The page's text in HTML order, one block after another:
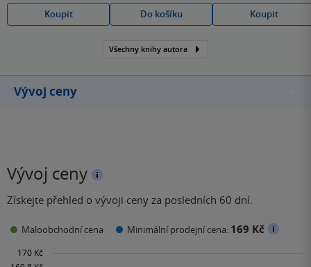
Koupit
Do košíku
Koupit
Všechny knihy autora
Vývoj ceny
Vývoj ceny
Získejte přehled o vývoji ceny za posledních 60 dní.
Maloobchodní cena Minimální prodejní cena: 169 Kč